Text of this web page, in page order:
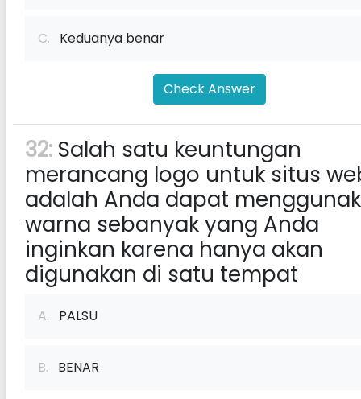
C. Keduanya benar
Check Answer
32: Salah satu keuntungan
merancang logo untuk situs
adalah Anda dapat
warna sebanyak yang Anda
inginkan karena hanya akan
digunakan di satu tempat
A. PALSU
B. BENAR